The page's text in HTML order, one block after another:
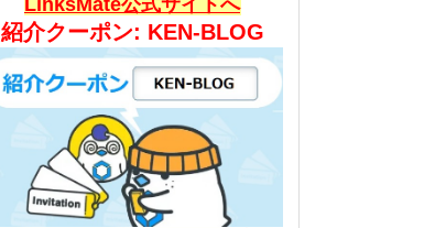
紹介クーポン: KEN-BLOG